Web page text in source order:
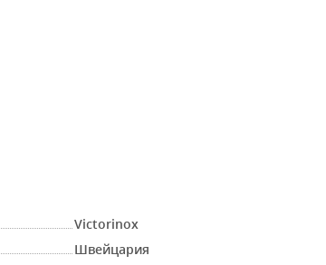
Victorinox
Швейцария